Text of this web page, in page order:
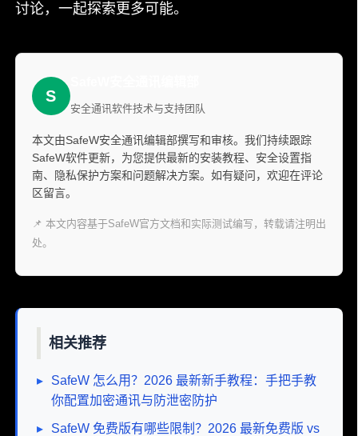
讨论，一起探索更多可能。
S
安全通讯软件技术与支持团队
本文由SafeW安全通讯编辑部撰写和审核。我们持续跟踪
SafeW软件更新，为您提供最新的安装教程、安全设置指
南、隐私保护方案和问题解决方案。如有疑问，欢迎在评论
区留言。
📌 本文内容基于SafeW官方文档和实际测试编写，转载请注明出
处。
相关推荐
▸
SafeW 怎么用？2026 最新新手教程：手把手教
你配置加密通讯与防泄密防护
▸
SafeW 免费版有哪些限制？2026 最新免费版 vs